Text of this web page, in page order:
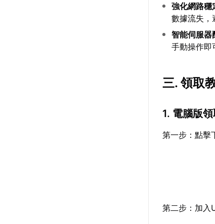
強化網路穩
數據流失，
智能伺服器
手動操作即
三. 領取
1. 電腦版
第一步：點擊
第二步：加入